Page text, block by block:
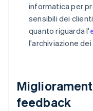
informatica per
sensibili dei
quanto riguarda l'
l'archiviazione dei
feedback